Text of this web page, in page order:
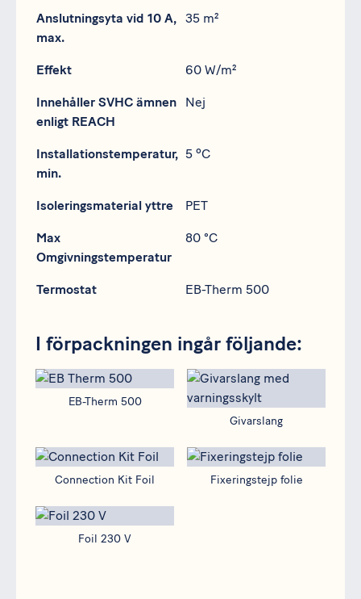
Anslutningsyta vid 10 A,
max.
35 m²
Effekt 60 W/m²
Innehåller SVHC ämnen
enligt REACH
Nej
Installationstemperatur,
min.
5 ºC
Isoleringsmaterial yttre PET
Max
Omgivningstemperatur
80 °C
Termostat EB-Therm 500
I förpackningen ingår följande:
EB-Therm 500
EB-Therm 500
Givarslang
Givarslang
Connection Kit Foil
Connection Kit Foil
Fixeringstejp folie
Fixeringstejp folie
Foil 230 V
Foil 230 V